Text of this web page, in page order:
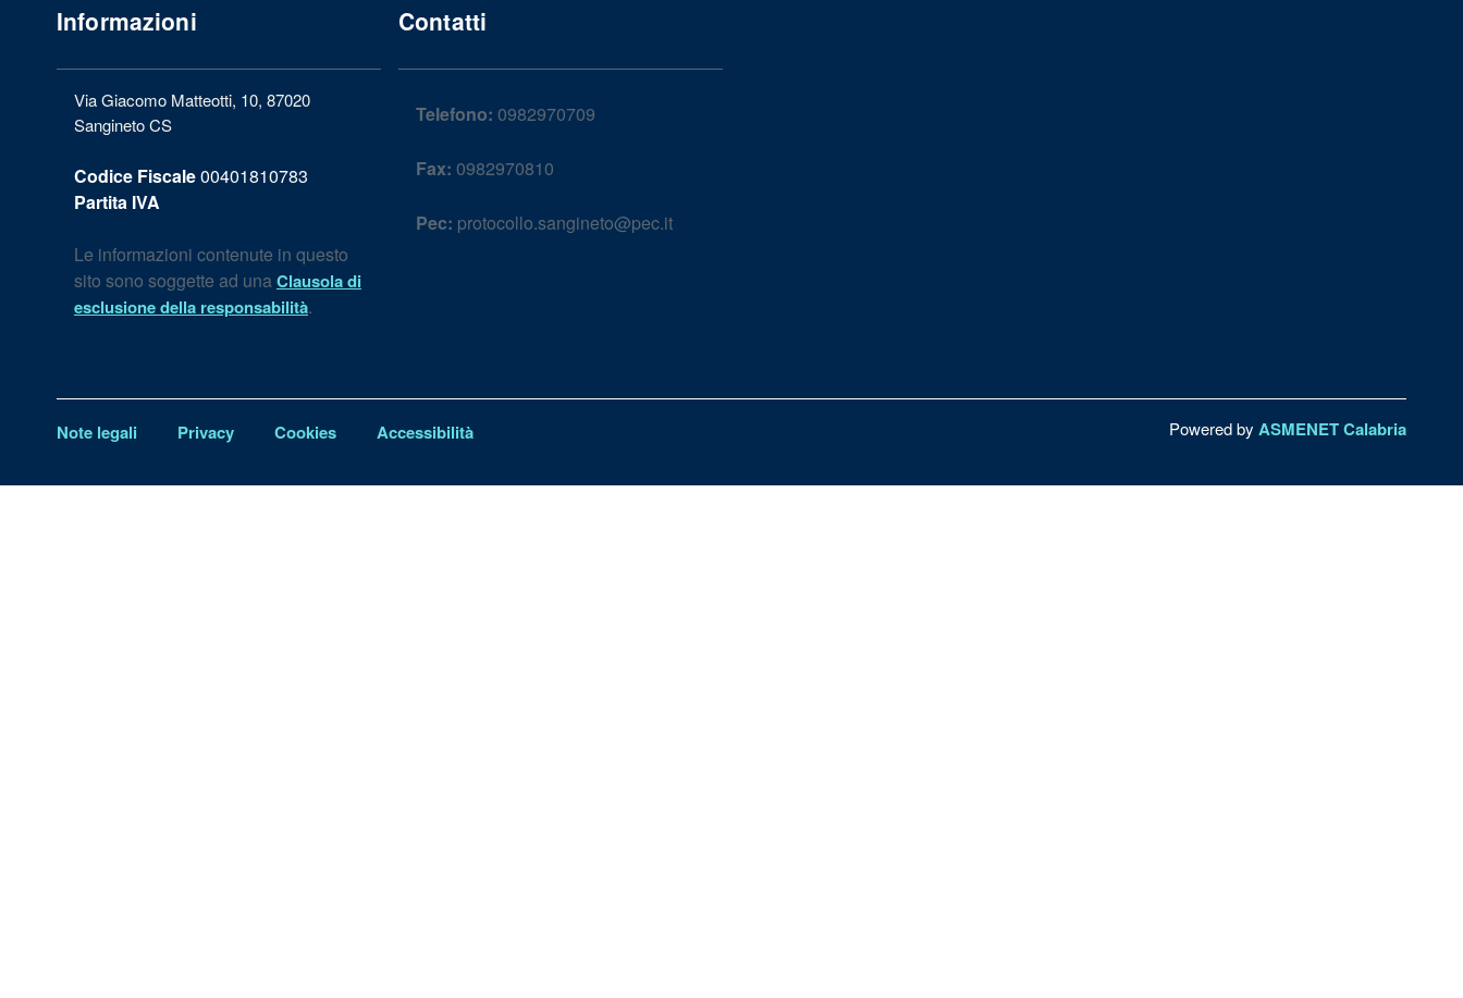
Informazioni
Via Giacomo Matteotti, 10, 87020
Sangineto CS
Codice Fiscale00401810783
Partita IVA
Le informazioni contenute in questo
sito sono soggette ad unaClausola di
esclusione della responsabilità.
Contatti
Telefono: 0982970709
Fax: 0982970810
Pec: protocollo.sangineto@pec.it
Note legali Privacy Cookies Accessibilità Powered by ASMENET Calabria